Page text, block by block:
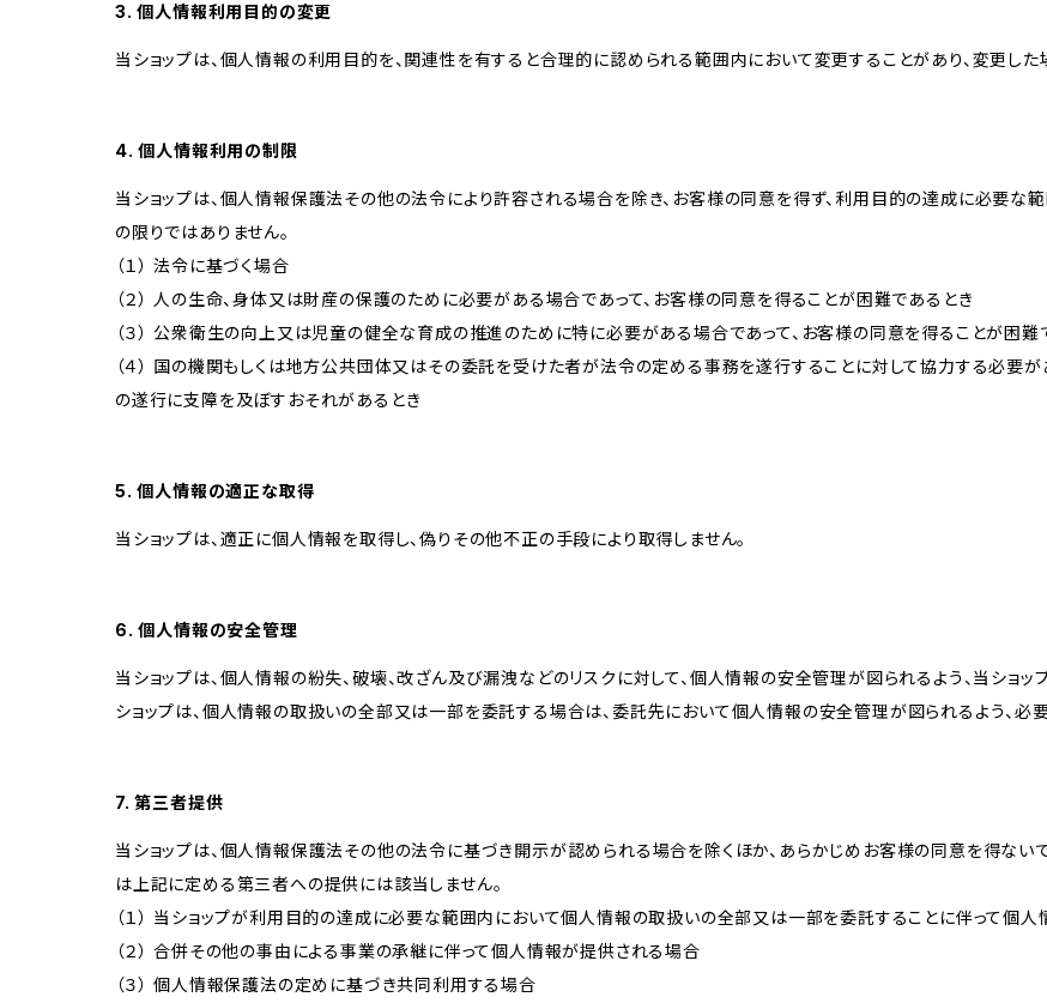
3. 個人情報利用目的の変更
当ショップは、個人情報の利用目的を、関連性を有すると合理的に認められる範囲内において変更することがあり、変更し
4. 個人情報利用の制限
当ショップは、個人情報保護法その他の法令により許容される場合を除き、お客様の同意を得ず、利用目的の達成に必要な
の限りではありません。
（１） 法令に基づく場合
（２） 人の生命、身体又は財産の保護のために必要がある場合であって、お客様の同意を得ることが困難であるとき
（３） 公衆衛生の向上又は児童の健全な育成の推進のために特に必要がある場合であって、お客様の同意を得ることが困難
（４） 国の機関もしくは地方公共団体又はその委託を受けた者が法令の定める事務を遂行することに対して協力する必要
の遂行に支障を及ぼすおそれがあるとき
5. 個人情報の適正な取得
当ショップは、適正に個人情報を取得し、偽りその他不正の手段により取得しません。
6. 個人情報の安全管理
当ショップは、個人情報の紛失、破壊、改ざん及び漏洩などのリスクに対して、個人情報の安全管理が図られるよう、当ショ
ショップは、個人情報の取扱いの全部又は一部を委託する場合は、委託先において個人情報の安全管理が図られるよう、必
7. 第三者提供
当ショップは、個人情報保護法その他の法令に基づき開示が認められる場合を除くほか、あらかじめお客様の同意を得ない
は上記に定める第三者への提供には該当しません。
（１） 当ショップが利用目的の達成に必要な範囲内において個人情報の取扱いの全部又は一部を委託することに伴って個
（２） 合併その他の事由による事業の承継に伴って個人情報が提供される場合
（３） 個人情報保護法の定めに基づき共同利用する場合